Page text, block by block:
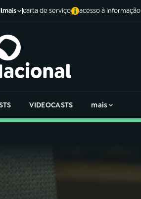
mais carta de serviço acesso à informação
VIDEOCASTS mais